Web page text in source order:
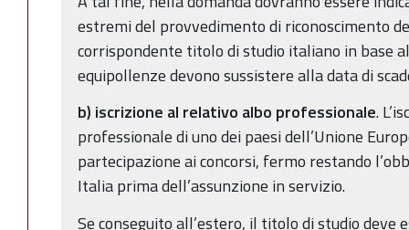
estremi del provvedimento di riconoscimento
corrispondente titolo di studio italiano in base
equipollenze devono sussistere alla data di
b) iscrizione al relativo albo professionale.
professionale di uno dei paesi dell’Unione
partecipazione ai concorsi, fermo restando
Italia prima dell’assunzione in servizio.
Se conseguito all’estero, il titolo di studio deve